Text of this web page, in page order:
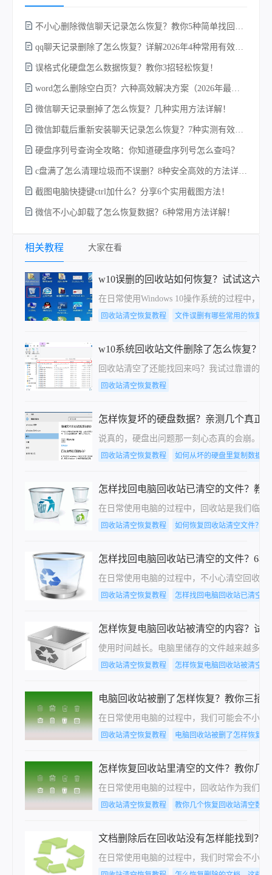
误格式化硬盘怎么数据恢复？教你3招轻松恢复！
微信聊天记录删掉了怎么恢复？几种实用方法详解！
硬盘序列号查询全攻略：你知道硬盘序列号怎么查吗？
截图电脑快捷键ctrl加什么？分享6个实用截图方法！
微信不小心卸载了怎么恢复数据？6种常用方法详解！
相关教程 大家在看
w10误删的回收站如何恢复？试试这六
在日常使用Windows 10操作系统的过程中，
回收站清空恢复教程 文件误删有哪些常用的恢复方
w10系统回收站文件删除了怎么恢复？
回收站清空了还能找回来吗？我试过靠谱的
回收站清空恢复教程
怎样恢复坏的硬盘数据？亲测几个真正
说真的，硬盘出问题那一刻心态真的会崩。
回收站清空恢复教程 如何从坏的硬盘里复制数据
怎样找回电脑回收站已清空的文件？教
在日常使用电脑的过程中，回收站是我们临
回收站清空恢复教程 如何恢复回收站清空文件？教
怎样找回电脑回收站已清空的文件？6
在日常使用电脑的过程中，不小心清空回收
回收站清空恢复教程 怎样找回电脑回收站已清空的
怎样恢复电脑回收站被清空的内容？试
使用时间越长。电脑里储存的文件越来越多
回收站清空恢复教程 怎样恢复电脑回收站被清空的
电脑回收站被删了怎样恢复？教你三招
在日常使用电脑的过程中，我们可能会不小
回收站清空恢复教程 电脑回收站被删了怎样恢复
怎样恢复回收站里清空的文件？教你几
在日常使用电脑的过程中，回收站作为我们
回收站清空恢复教程 教你几个恢复回收站清空数据
文档删除后在回收站没有怎样能找到？
在日常使用电脑的过程中，我们时常会不小